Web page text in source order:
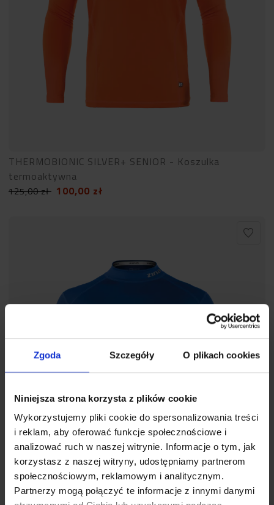
Zgoda Szczegóły O plikach cookies
Niniejsza strona korzysta z plików cookie
Wykorzystujemy pliki cookie do spersonalizowania treści
i reklam, aby oferować funkcje społecznościowe i
analizować ruch w naszej witrynie. Informacje o tym, jak
korzystasz z naszej witryny, udostępniamy partnerom
społecznościowym, reklamowym i analitycznym.
Partnerzy mogą połączyć te informacje z innymi danymi
THERMOBIONIC SILVER+ SENIOR - Koszulka
termoaktywna
125,00zł 100,00 zł